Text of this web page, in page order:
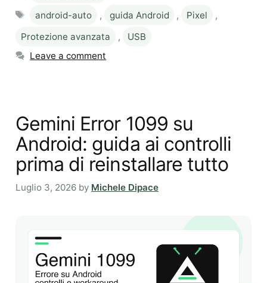
Tags
android-auto , guida Android , Pixel
,
Protezione avanzata
,
USB
Leave a comment
Gemini Error 1099 su
Android: guida ai controlli
prima di reinstallare tutto
Luglio 3, 2026 by Michele Dipace